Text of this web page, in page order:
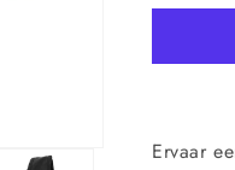
One-
Ervaar